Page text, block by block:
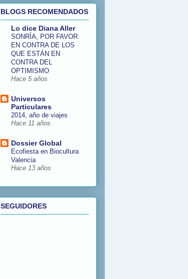
BLOGS RECOMENDADOS
Lo dice Diana Aller
SONRÍA, POR FAVOR.
EN CONTRA DE LOS
QUE ESTÁN EN
CONTRA DEL
OPTIMISMO
Hace 5 años
Universos
Particulares
2014, año de viajes
Hace 11 años
Dossier Global
Ecofiesta en Biocultura
Valencia
Hace 13 años
SEGUIDORES